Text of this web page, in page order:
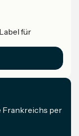
für
Frankreichs per